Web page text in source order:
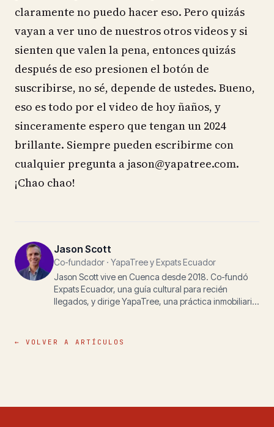
claramente no puedo hacer eso. Pero quizás
vayan a ver uno de nuestros otros videos y si
sienten que valen la pena, entonces quizás
después de eso presionen el botón de
suscribirse, no sé, depende de ustedes. Bueno,
eso es todo por el video de hoy ñaños, y
sinceramente espero que tengan un 2024
brillante. Siempre pueden escribirme con
cualquier pregunta a jason@yapatree.com.
¡Chao chao!
Jason Scott
Co-fundador · YapaTree y Expats Ecuador
Jason Scott vive en Cuenca desde 2018. Co-fundó
Expats Ecuador, una guía cultural para recién
llegados, y dirige YapaTree, una práctica inmobiliaria,
vida, los papeles o la propiedad en los Andes.
← VOLVER A ARTÍCULOS